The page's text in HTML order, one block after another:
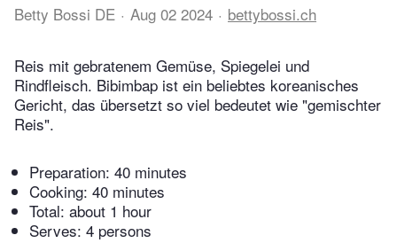
Betty Bossi DE Aug 02 2024 bettybossi.ch
Reis mit gebratenem Gemüse, Spiegelei und
Rindfleisch. Bibimbap ist ein beliebtes koreanisches
Gericht, das übersetzt so viel bedeutet wie "gemischter
Reis".
Preparation: 40 minutes
Cooking: 40 minutes
Total: about 1 hour
Serves: 4 persons